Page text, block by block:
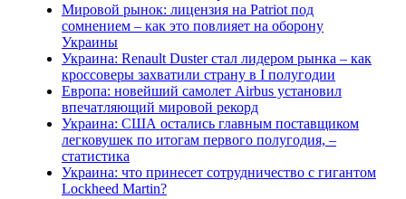
Мировой рынок: лицензия на Patriot под
сомнением – как это повлияет на оборону
Украины
Украина: Renault Duster стал лидером рынка – как
кроссоверы захватили страну в I полугодии
Европа: новейший самолет Airbus установил
впечатляющий мировой рекорд
Украина: США остались главным поставщиком
легковушек по итогам первого полугодия, –
статистика
Украина: что принесет сотрудничество с гигантом
Lockheed Martin?